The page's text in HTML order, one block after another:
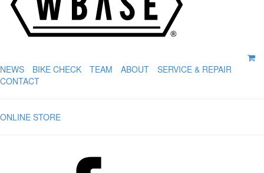
NEWS BIKE CHECK TEAM ABOUT
SERVICE & REPAIR
CONTACT
ONLINE STORE